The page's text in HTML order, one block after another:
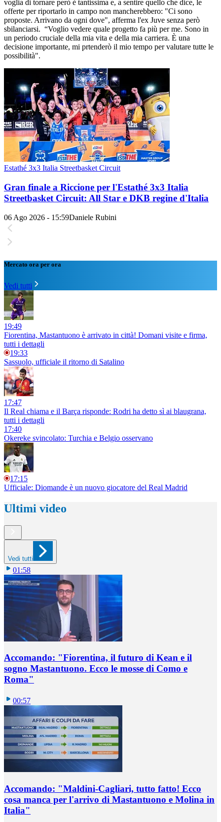
voglia di tornare però è tantissima e, a sentire quello che dice, le
offerte per riportarlo in campo non mancherebbero: "Ci sono
proposte. Arrivano da ogni dove", afferma l'ex Juve senza però
sbilanciarsi. “Voglio vedere quale progetto fa più per me. Sono in
un periodo cruciale della mia vita e della mia carriera. È una
decisione importante, mi prtenderò il mio tempo per valutare tutte le
possibilità".
Estathé 3x3 Italia Streetbasket Circuit
Gran finale a Riccione per l'Estathé 3x3 Italia
Streetbasket Circuit: All Star e DKB regine d'Italia
06 Ago 2026 - 15:59Daniele Rubini
Mercato ora per ora
Vedi tutti
19:49
Fiorentina, Mastantuono è arrivato in città! Domani visite e firma,
tutti i dettagli
19:33
Sassuolo, ufficiale il ritorno di Satalino
17:47
Il Real chiama e il Barça risponde: Rodri ha detto sì ai blaugrana,
tutti i dettagli
17:40
Okereke svincolato: Turchia e Belgio osservano
17:15
Ufficiale: Diomande è un nuovo giocatore del Real Madrid
Ultimi video
Vedi tutti
01:58
Accomando: "Fiorentina, il futuro di Kean e il
sogno Mastantuono. Ecco le mosse di Como e
Roma"
00:57
Accomando: "Maldini-Cagliari, tutto fatto! Ecco
cosa manca per l'arrivo di Mastantuono e Molina in
Italia"